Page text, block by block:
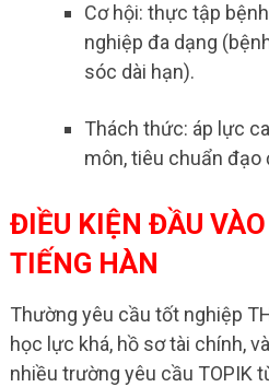
Cơ hội: thực tập
nghiệp đa dạng
sóc dài hạn).
Thách thức: áp lực
môn, tiêu chuẩn đạo
ĐIỀU KIỆN ĐẦU VÀO
TIẾNG HÀN
Thường yêu cầu tốt nghiệp
học lực khá, hồ sơ tài chính,
nhiều trường yêu cầu TOPIK